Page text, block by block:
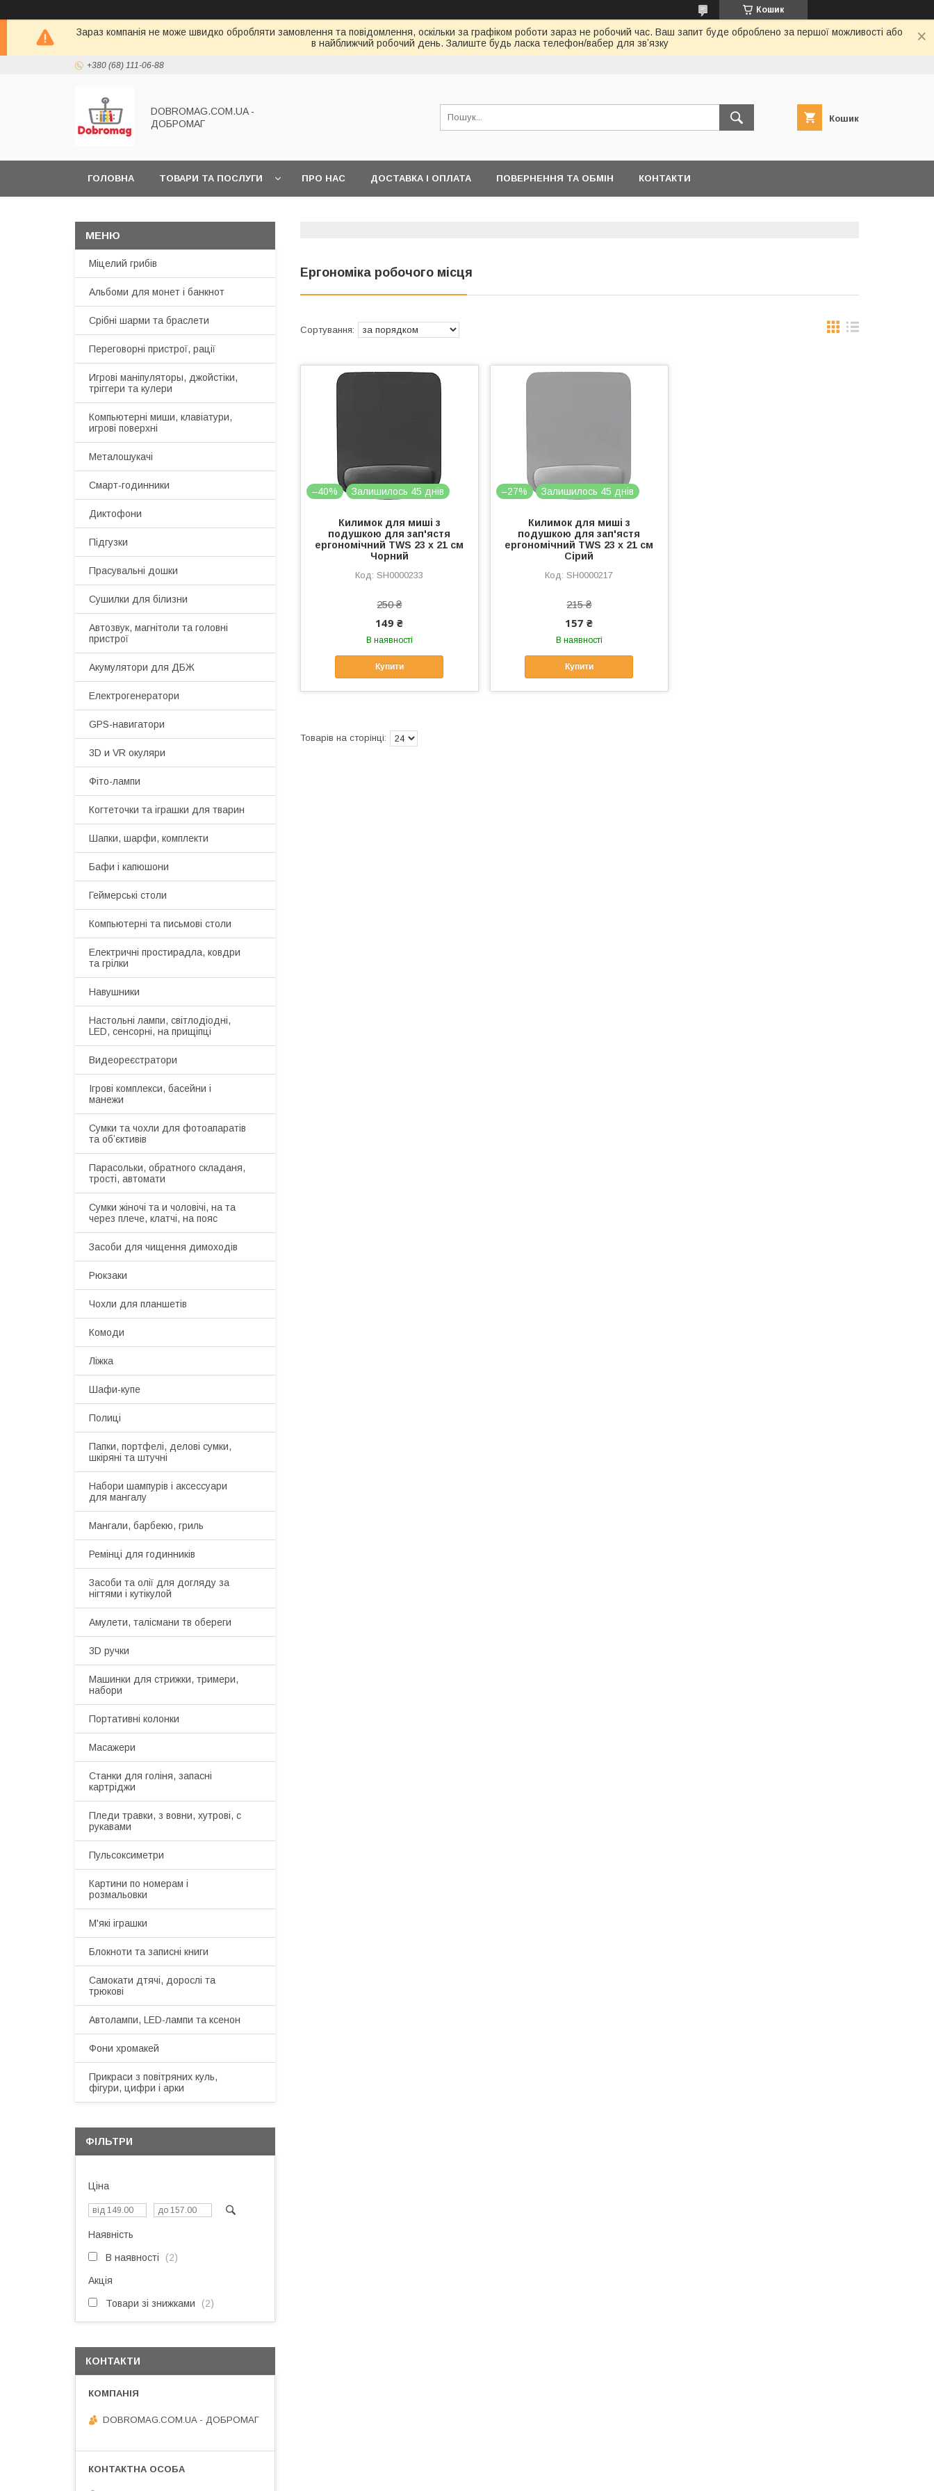
Кошик
Зараз компанія не може швидко обробляти замовлення та повідомлення, оскільки за графіком роботи зараз не робочий час. Ваш запит буде оброблено за першої можливості або
в найближчий робочий день. Залиште будь ласка телефон/вабер для звʼязку
+380 (68) 111-06-88
DOBROMAG.COM.UA -
ДОБРОМАГ
Кошик
ГОЛОВНА ТОВАРИ ТА ПОСЛУГИ ПРО НАС ДОСТАВКА І ОПЛАТА ПОВЕРНЕННЯ ТА ОБМІН КОНТАКТИ
Ергономіка робочого місця
–40% Залишилось 45 днів
Килимок для миші з
подушкою для зап'ястя
ергономічний TWS 23 х 21 см
Чорний
SH0000233
250 ₴
149 ₴
В наявності
Купити
–27% Залишилось 45 днів
Килимок для миші з
подушкою для зап'ястя
ергономічний TWS 23 х 21 см
Сірий
SH0000217
215 ₴
157 ₴
В наявності
Купити
Міцелий грибів
Альбоми для монет і банкнот
Срібні шарми та браслети
Переговорні пристрої, рації
Игрові маніпуляторы, джойстіки,
тріггери та кулери
Компьютерні миши, клавіатури,
игрові поверхні
Металошукачі
Смарт-годинники
Диктофони
Підгузки
Прасувальні дошки
Сушилки для білизни
Автозвук, магнітоли та головні
пристрої
Акумулятори для ДБЖ
Електрогенератори
GPS-навигатори
3D и VR окуляри
Фіто-лампи
Когтеточки та іграшки для тварин
Шапки, шарфи, комплекти
Бафи і капюшони
Геймерські столи
Компьютерні та письмові столи
Електричні простирадла, ковдри
та грілки
Навушники
Настольні лампи, світлодіодні,
LED, сенсорні, на прищіпці
Видеореєстратори
Ігрові комплекси, басейни і
манежи
Сумки та чохли для фотоапаратів
та обʼєктивів
Парасольки, обратного складаня,
трості, автомати
Сумки жіночі та и чоловічі, на та
через плече, клатчі, на пояс
Засоби для чищення димоходів
Рюкзаки
Чохли для планшетів
Комоди
Ліжка
Шафи-купе
Полиці
Папки, портфелі, делові сумки,
шкіряні та штучні
Набори шампурів і аксессуари
для мангалу
Мангали, барбекю, гриль
Ремінці для годинників
Засоби та олії для догляду за
нігтями і кутікулой
Амулети, талісмани тв обереги
3D ручки
Машинки для стрижки, тримери,
набори
Портативні колонки
Масажери
Станки для голіня, запасні
картріджи
Пледи травки, з вовни, хутрові, с
рукавами
Пульсоксиметри
Картини по номерам і
розмальовки
М'які іграшки
Блокноти та записні книги
Самокати дтячі, дорослі та
трюкові
Автолампи, LED-лампи та ксенон
Фони хромакей
Прикраси з повітряних куль,
фігури, цифри і арки
ФІЛЬТРИ
Ціна
Наявність
В наявності 2
Акція
Товари зі знижками 2
КОНТАКТИ
DOBROMAG.COM.UA - ДОБРОМАГ